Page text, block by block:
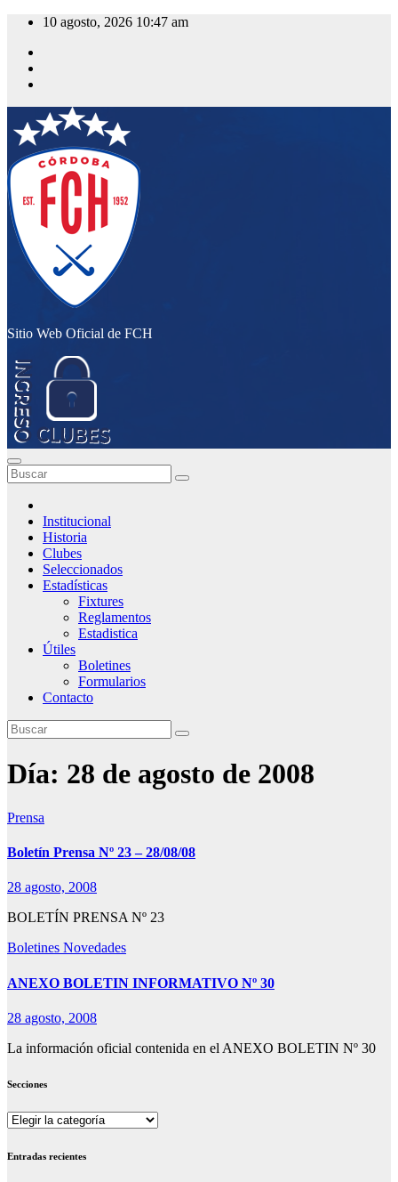
Saltar
contenido
10 agosto, 2026 10:47 am
Sitio Web Oficial de FCH
Institucional
Historia
Clubes
Seleccionados
Estadísticas
Fixtures
Reglamentos
Estadistica
Útiles
Boletines
Formularios
Contacto
Día: 28 de agosto de 2008
Prensa
Boletín Prensa Nº 23 – 28/08/08
28 agosto, 2008
BOLETÍN PRENSA Nº 23
Boletines Novedades
ANEXO BOLETIN INFORMATIVO Nº 30
28 agosto, 2008
La información oficial contenida en el ANEXO BOLETIN Nº 30
Secciones
Secciones
Entradas recientes